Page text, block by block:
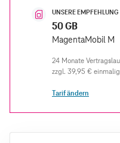
UNSERE EMPFEHLUNG
50 GB
MagentaMobil M
zzgl. 39,95 € einmalig
Tarif ändern